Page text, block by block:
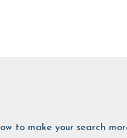
to make your search